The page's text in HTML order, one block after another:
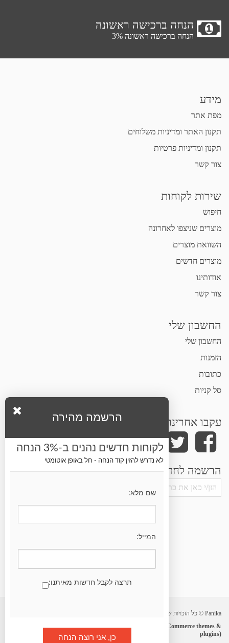
הנחה ברכישה ראשונה
הנחה ברכישה ראשונה 3%
מידע
מפת אתר
תקנון האתר ומדיניות משלוחים
תקנון ומדיניות פרטיות
צור קשר
שירות לקוחות
חיפוש
מוצרים שניצפו לאחרונה
השוואת מוצרים
מוצרים חדשים
אודותינו
צור קשר
החשבון שלי
החשבון שלי
הזמנות
כתובות
סל קניות
עקבו אחרינו
הרשמה לחדשות ועדכונים
Panika © כל הזכויות שמורות.
N-Theme (nopCommerce themes &
plugins)
הרשמה מהירה
לקוחות חדשים נהנים ב-3% הנחה
לא נדרש להזין קוד הנחה - חל באופן אוטומטי
שם מלא:
המייל:
תרצה לקבל חדשות מאיתנו: